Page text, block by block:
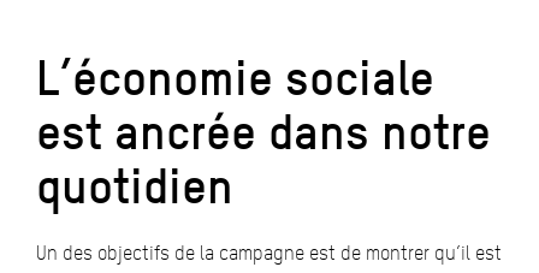
L’économie sociale
est ancrée dans notre
quotidien
Un des objectifs de la campagne est de montrer qu’il est